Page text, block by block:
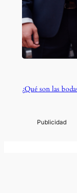
¿Qué son las